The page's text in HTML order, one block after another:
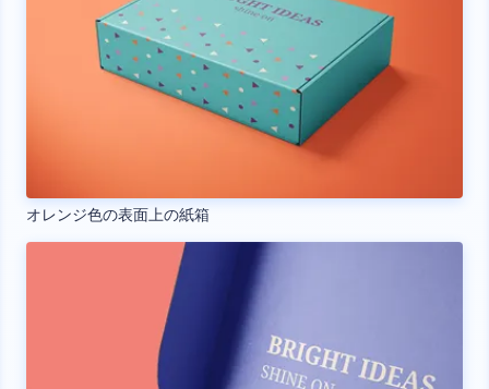
オレンジ色の表面上の紙箱